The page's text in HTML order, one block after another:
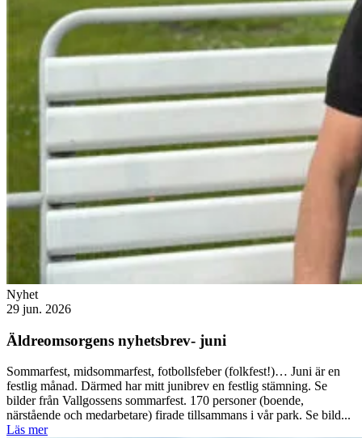
Nyhet
29 jun. 2026
Äldreomsorgens nyhetsbrev- juni
Sommarfest, midsommarfest, fotbollsfeber (folkfest!)… Juni är en
festlig månad. Därmed har mitt junibrev en festlig stämning. Se
bilder från Vallgossens sommarfest. 170 personer (boende,
närstående och medarbetare) firade tillsammans i vår park. Se bild...
Läs mer